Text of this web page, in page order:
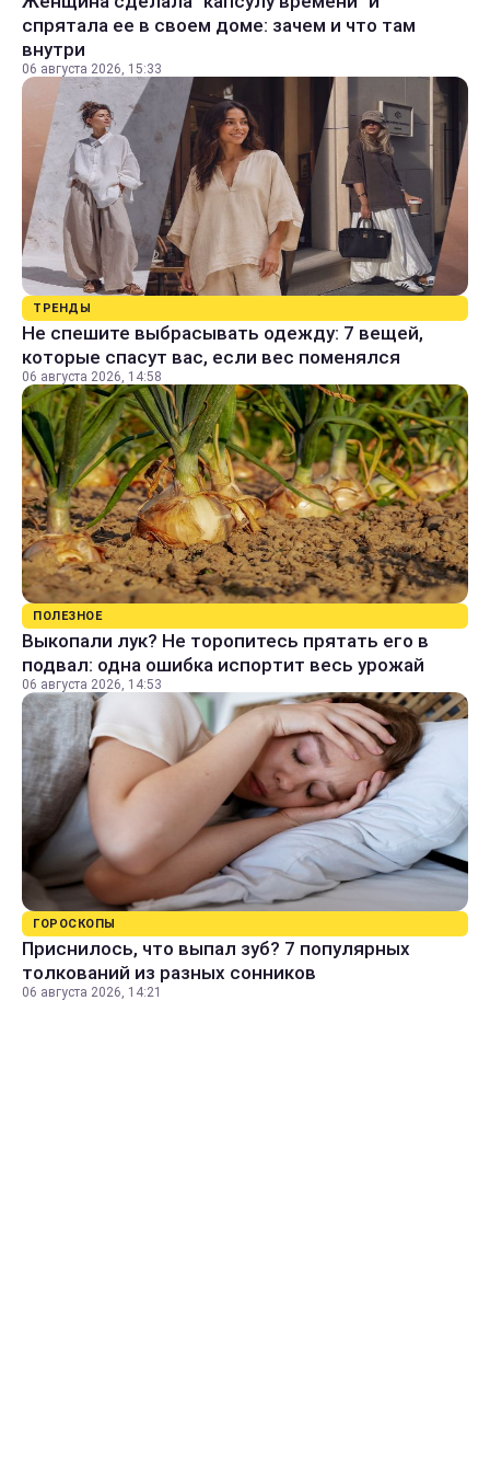
спрятала ее в своем доме: зачем и что там
внутри
06 августа 2026, 15:33
ТРЕНДЫ
Не спешите выбрасывать одежду: 7 вещей,
которые спасут вас, если вес поменялся
06 августа 2026, 14:58
ПОЛЕЗНОЕ
Выкопали лук? Не торопитесь прятать его в
подвал: одна ошибка испортит весь урожай
06 августа 2026, 14:53
ГОРОСКОПЫ
Приснилось, что выпал зуб? 7 популярных
толкований из разных сонников
06 августа 2026, 14:21